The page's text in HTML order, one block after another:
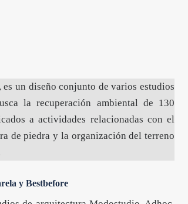
un diseño conjunto de varios estudios
la recuperación ambiental de 130
a actividades relacionadas con el
de piedra y la organización del terreno
y Bestbefore